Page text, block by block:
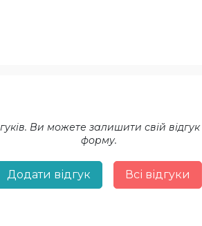
Ви можете залишити свій
форму.
Додати відгук Всі відгуки